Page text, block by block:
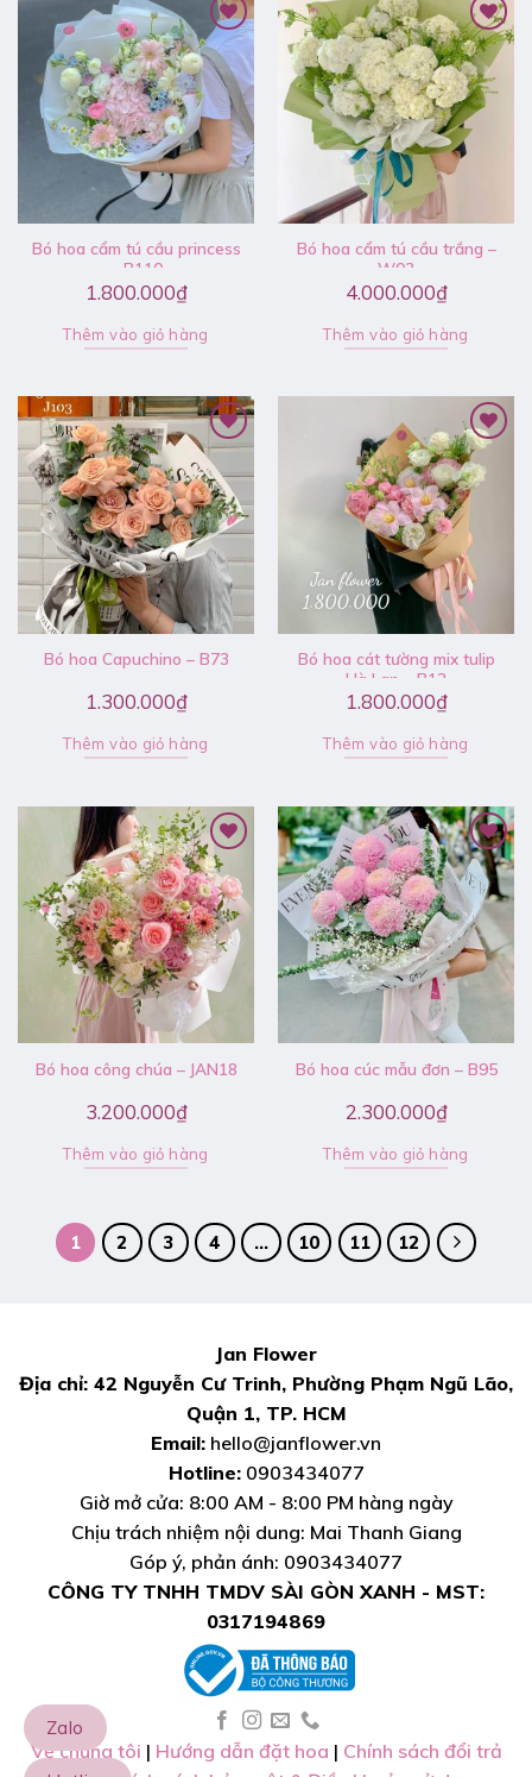
Bó hoa cẩm tú cầu princess
– B110
1.800.000₫
Thêm vào giỏ hàng
Bó hoa cẩm tú cầu trắng –
W03
4.000.000₫
Thêm vào giỏ hàng
Bó hoa Capuchino – B73
1.300.000₫
Thêm vào giỏ hàng
Bó hoa cát tường mix tulip
Hà Lan – B12
1.800.000₫
Thêm vào giỏ hàng
Bó hoa công chúa – JAN18
3.200.000₫
Thêm vào giỏ hàng
Bó hoa cúc mẫu đơn – B95
2.300.000₫
Thêm vào giỏ hàng
1 2 3 4 … 10 11 12
Jan Flower
Địa chỉ: 42 Nguyễn Cư Trinh, Phường Phạm Ngũ Lão,
Quận 1, TP. HCM
Email: hello@janflower.vn
Hotline:0903434077
Giờ mở cửa: 8:00 AM - 8:00 PM hàng ngày
Chịu trách nhiệm nội dung: Mai Thanh Giang
Góp ý, phản ánh: 0903434077
CÔNG TY TNHH TMDV SÀI GÒN XANH - MST:
0317194869
Về chúng tôi | Hướng dẫn đặt hoa | Chính sách đổi trả
Zalo